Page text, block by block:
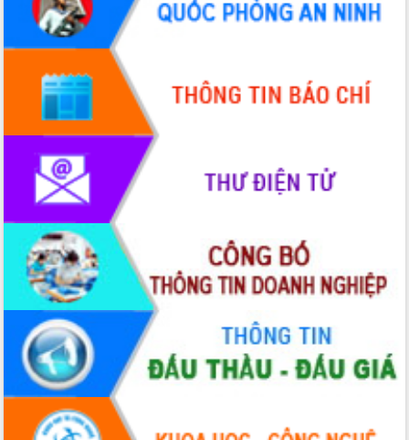
Họp báo thông tin về Hội nghị Công bố
Quy hoạch và Xúc tiến đầu tư tỉnh Đắk
Lắk
Khơi thông điểm nghẽn, đẩy nhanh
giải ngân vốn khắc phục thiên tai
HĐND tỉnh thông qua điều chỉnh Quy
hoạch tỉnh thời kỳ 2021-2030
Hội thảo góp ý hồ sơ điều chỉnh quy
hoạch tỉnh Đắk Lắk thời kỳ 2021-2030,
tầm nhìn đến năm 2050
Nâng cao hiệu quả hoạt động của các
doanh nghiệp nhà nước
Hội nghị triển khai kết nối mạng
truyền số liệu chuyên dùng phục vụ cơ
quan Đảng, Nhà nước
Lễ phát động chuỗi hoạt động chung
tay làm sạch môi trường
Xã Ea Kar bước chuyển mình trong
công tác cải cách hành chính mô hình
mới
UBND tỉnh họp báo định kỳ tháng 4
năm 2026